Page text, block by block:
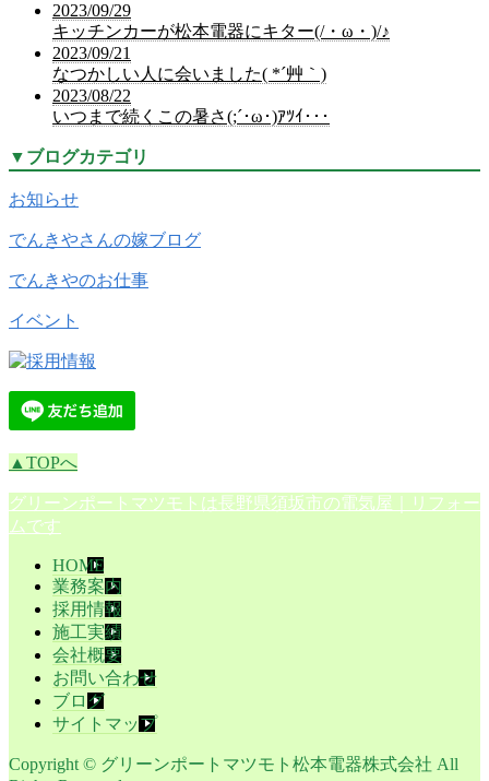
2023/09/29
キッチンカーが松本電器にキター(/・ω・)/♪
2023/09/21
なつかしい人に会いました( *´艸｀)
2023/08/22
いつまで続くこの暑さ(;´･ω･)ｱﾂｲ･･･
▼ ブログカテゴリ
お知らせ
でんきやさんの嫁ブログ
でんきやのお仕事
イベント
▲TOPへ
グリーンポートマツモト は長野県須坂市の電気屋
リフォー
ムです
HOME
業務案内
採用情報
施工実績
会社概要
お問い合わせ
ブログ
サイトマップ
Copyright © グリーンポートマツモト松本電器株式会社 All